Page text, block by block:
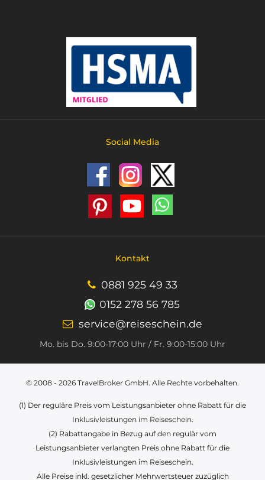
Social Media
Kontakt
0881 925 49 33
0152 278 56 785
service@reiseschein.de
Mo. bis Do. 9:00‑17:00 Uhr / Fr. 9:00-15:00 Uhr
© 2008 - 2026 TravelBroker GmbH. Alle Rechte vorbehalten.
(1) Der reguläre Preis vom Leistungsanbieter ohne Rabatt für die
Inklusivleistungen im Reiseschein.
(2) Rabattangabe in Bezug auf den regulär vom
Leistungsanbieter verlangten Preis ohne Rabatt für die
Inklusivleistungen im Reiseschein.
Alle Preise inkl. gesetzlicher Mehrwertsteuer zuzüglich